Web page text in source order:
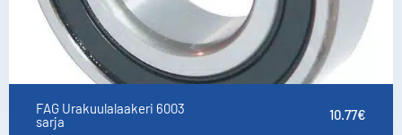
FAG Urakuulalaakeri 6003
sarja
10.77€